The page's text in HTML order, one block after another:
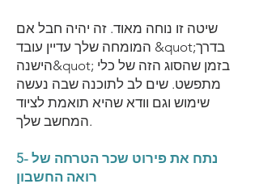
שיטה זו נוחה מאוד. זה יהיה חבל אם
המומחה שלך עדיין עובד &quot;בדרך
הישנה&quot; בזמן שהסוג הזה של כלי
מתפשט. שים לב לתוכנה שבה נעשה
שימוש וגם וודא שהיא תואמת לציוד
המחשב שלך.
5- נתח את פירוט שכר הטרחה של